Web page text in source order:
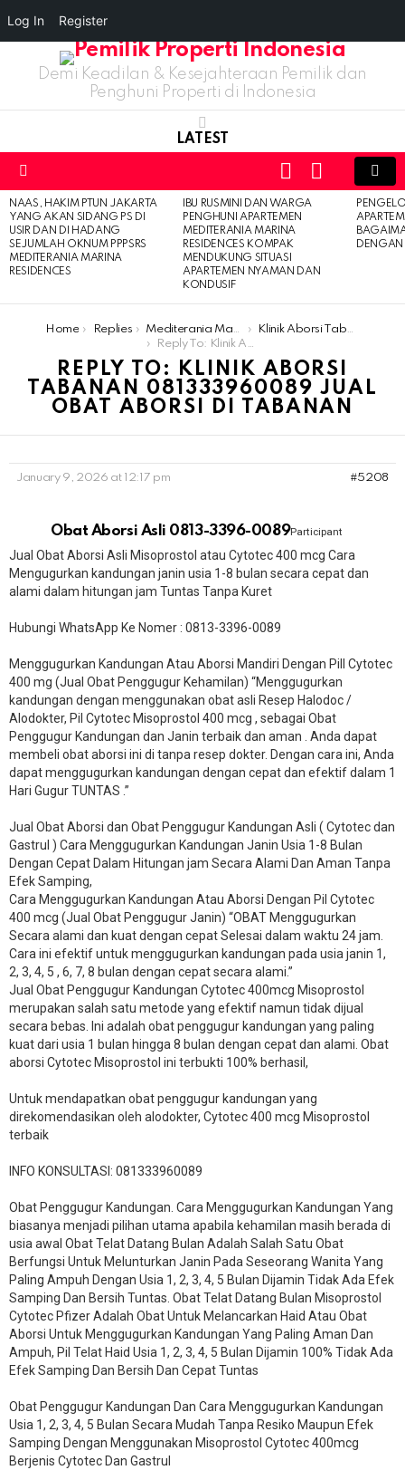
Demi Keadilan & Kesejahteraan Pemilik dan
Penghuni Properti di Indonesia
LATEST
SWITCH
SKIN
LOGIN
LATEST
STORIES
NAAS, HAKIM PTUN JAKARTA
YANG AKAN SIDANG PS DI
USIR DAN DI HADANG
SEJUMLAH OKNUM PPPSRS
MEDITERANIA MARINA
RESIDENCES
IBU RUSMINI DAN WARGA
PENGHUNI APARTEMEN
MEDITERANIA MARINA
RESIDENCES KOMPAK
MENDUKUNG SITUASI
APARTEMEN NYAMAN DAN
KONDUSIF
DENGAN
You are here:
Home Replies Mediterania Marina Residences
Klinik Aborsi Tabanan 081333960089 Jual Obat Aborsi Di Tabanan
Reply To: Klinik Aborsi Tabanan 081333960089 Jual Obat Aborsi Di Tabanan
REPLY TO: KLINIK ABORSI
TABANAN 081333960089 JUAL
OBAT ABORSI DI TABANAN
January 9, 2026 at 12:17 pm #5208
Obat Aborsi Asli 0813-3396-0089Participant
Jual Obat Aborsi Asli Misoprostol atau Cytotec 400 mcg Cara
Mengugurkan kandungan janin usia 1-8 bulan secara cepat dan
alami dalam hitungan jam Tuntas Tanpa Kuret
Hubungi WhatsApp Ke Nomer : 0813-3396-0089​
Menggugurkan Kandungan Atau Aborsi Mandiri Dengan Pill Cytotec
400 mg (Jual Obat Penggugur Kehamilan) “Menggugurkan
kandungan dengan menggunakan obat asli Resep Halodoc /
Alodokter, Pil Cytotec Misoprostol 400 mcg , sebagai Obat
Penggugur Kandungan dan Janin terbaik dan aman . Anda dapat
membeli obat aborsi ini di tanpa resep dokter. Dengan cara ini, Anda
dapat menggugurkan kandungan dengan cepat dan efektif dalam 1
Hari Gugur TUNTAS .”
Jual Obat Aborsi dan Obat Penggugur Kandungan Asli ( Cytotec dan
Gastrul ) Cara Menggugurkan Kandungan Janin Usia 1-8 Bulan
Dengan Cepat Dalam Hitungan jam Secara Alami Dan Aman Tanpa
Efek Samping,
Cara Menggugurkan Kandungan Atau Aborsi Dengan Pil Cytotec
400 mcg (Jual Obat Penggugur Janin) “OBAT Menggugurkan
Secara alami dan kuat dengan cepat Selesai dalam waktu 24 jam.
Cara ini efektif untuk menggugurkan kandungan pada usia janin 1,
2, 3, 4, 5 , 6, 7, 8 bulan dengan cepat secara alami.”
Jual Obat Penggugur Kandungan Cytotec 400mcg Misoprostol
merupakan salah satu metode yang efektif namun tidak dijual
secara bebas. Ini adalah obat penggugur kandungan yang paling
kuat dari usia 1 bulan hingga 8 bulan dengan cepat dan alami. Obat
aborsi Cytotec Misoprostol ini terbukti 100% berhasil,
Untuk mendapatkan obat penggugur kandungan yang
direkomendasikan oleh alodokter, Cytotec 400 mcg Misoprostol
terbaik
INFO KONSULTASI: 081333960089
​Obat Penggugur Kandungan. Cara Menggugurkan Kandungan Yang
biasanya menjadi pilihan utama apabila kehamilan masih berada di
usia awal Obat Telat Datang Bulan Adalah Salah Satu Obat
Berfungsi Untuk Melunturkan Janin Pada Seseorang Wanita Yang
Paling Ampuh Dengan Usia 1, 2, 3, 4, 5 Bulan Dijamin Tidak Ada Efek
Samping Dan Bersih Tuntas. Obat Telat Datang Bulan Misoprostol
Cytotec Pfizer Adalah Obat Untuk Melancarkan Haid Atau Obat
Aborsi Untuk Menggugurkan Kandungan Yang Paling Aman Dan
Ampuh, Pil Telat Haid Usia 1, 2, 3, 4, 5 Bulan Dijamin 100% Tidak Ada
Efek Samping Dan Bersih Dan Cepat Tuntas
Obat Penggugur Kandungan Dan Cara Menggugurkan Kandungan
Usia 1, 2, 3, 4, 5 Bulan Secara Mudah Tanpa Resiko Maupun Efek
Samping Dengan Menggunakan Misoprostol Cytotec 400mcg
Berjenis Cytotec Dan Gastrul
Log In Register